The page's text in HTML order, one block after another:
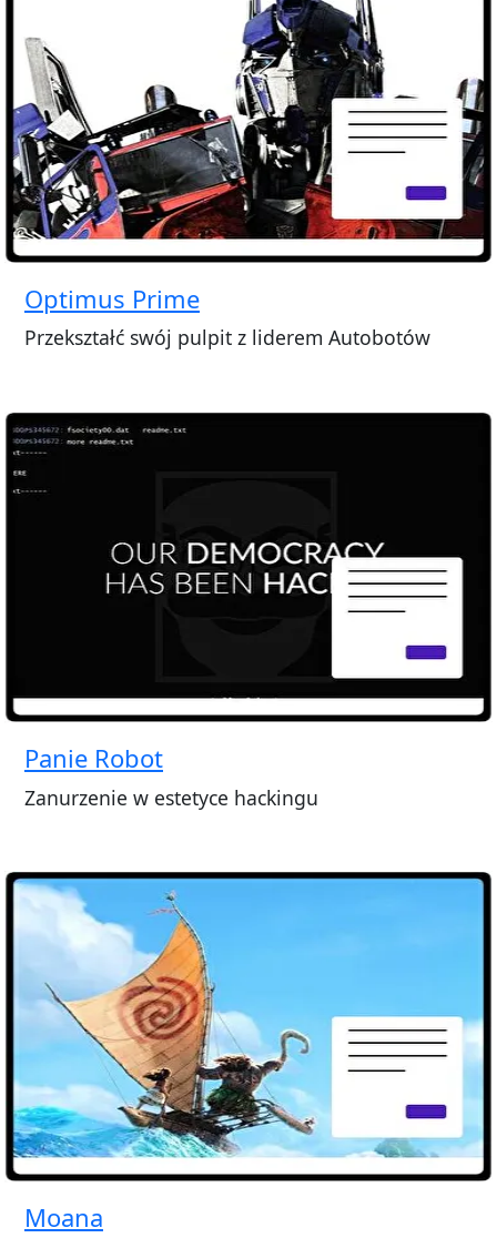
Optimus Prime
Przekształć swój pulpit z liderem Autobotów
Panie Robot
Zanurzenie w estetyce hackingu
Moana